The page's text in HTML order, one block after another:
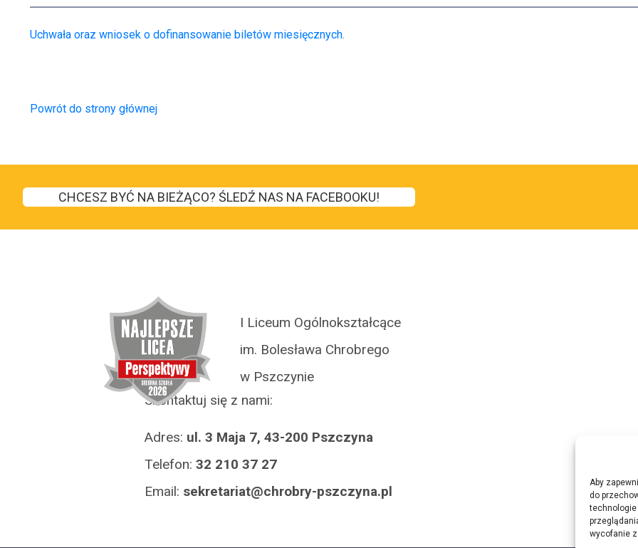
Aby
do
technologie
wycofanie
Uchwała oraz wniosek o dofinansowanie biletów miesięcznych.
Powrót do strony głównej
CHCESZ BYĆ NA BIEŻĄCO? ŚLEDŹ NAS NA FACEBOOKU!
I Liceum Ogólnokształcące
im. Bolesława Chrobrego
w Pszczynie
Skontaktuj się z nami:
Adres: ul. 3 Maja 7, 43-200 Pszczyna
Telefon: 32 210 37 27
Email: lp.anyzczsp-yrborhc@tairaterkes